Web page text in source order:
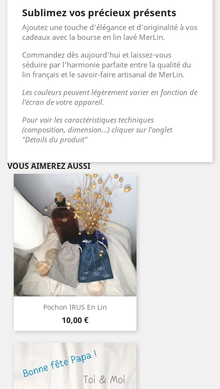
Sublimez vos précieux présents
Ajoutez une touche d'élégance et d'originalité à vos
cadeaux avec la bourse en lin lavé MerLin.
Commandez dès aujourd'hui et laissez-vous
séduire par l'harmonie parfaite entre la qualité du
lin français et le savoir-faire artisanal de MerLin.
Les couleurs peuvent légèrement varier en fonction de
l'écran de votre appareil.
Pour voir les caractéristiques techniques
(composition, dimension...) cliquer sur l'onglet
"Détails du produit"
VOUS AIMEREZ AUSSI
Pochon IRUS En Lin
Prix
10,00 €